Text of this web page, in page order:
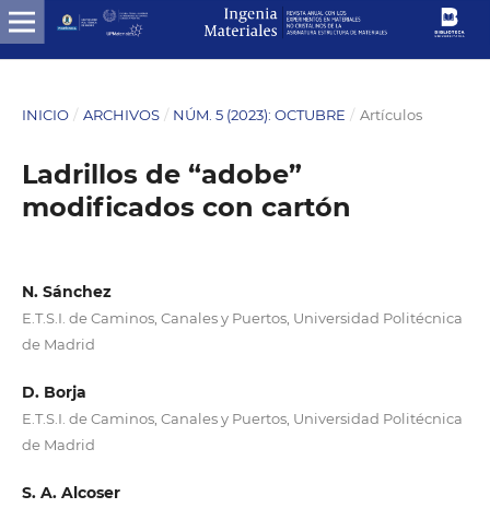
INICIO / ARCHIVOS / NÚM. 5 (2023): OCTUBRE / Artículos
Ladrillos de “adobe”
modificados con cartón
N. Sánchez
E.T.S.I. de Caminos, Canales y Puertos, Universidad Politécnica
de Madrid
D. Borja
E.T.S.I. de Caminos, Canales y Puertos, Universidad Politécnica
de Madrid
S. A. Alcoser